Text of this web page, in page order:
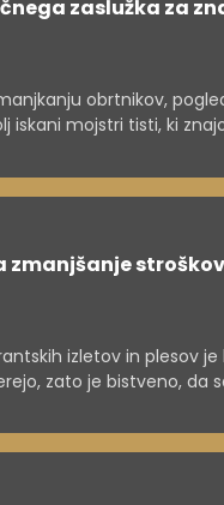
zaslužka za
obrtnikov,
iskani mojstri tisti, ki
začeli vračati iz tujine v
zmanjšanje
izletov in plesov je
zato je bistveno, da
znatno znižajo stroške,